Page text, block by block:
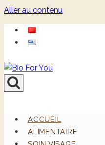
Aller au contenu
ACCUEIL
ALIMENTAIRE